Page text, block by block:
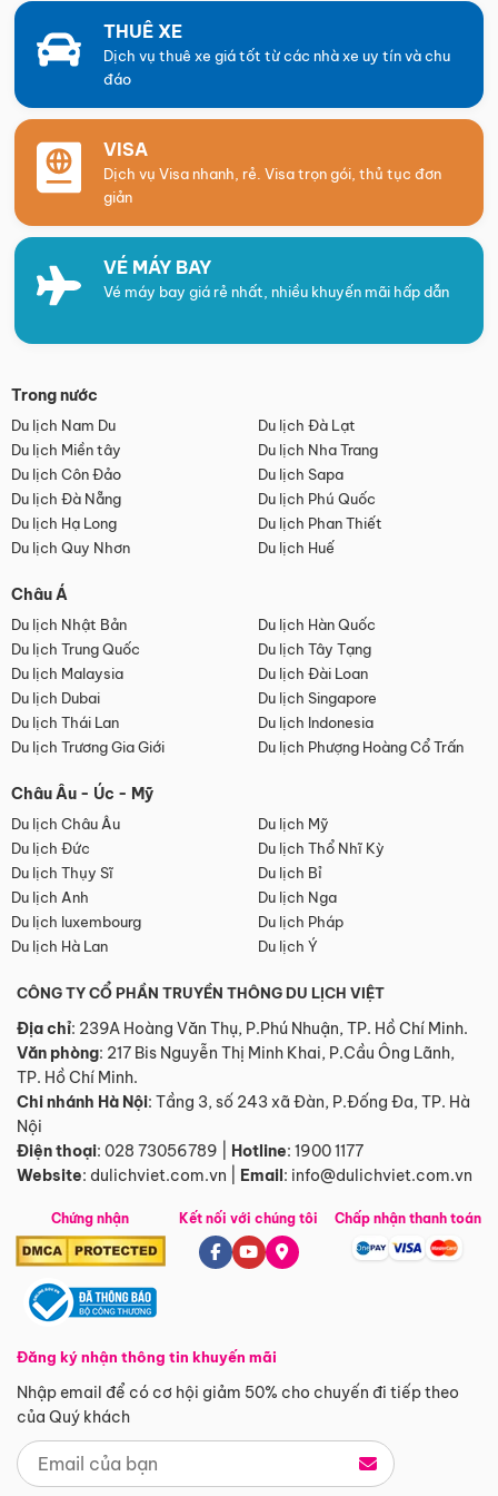
THUÊ XE
Dịch vụ thuê xe giá tốt từ các nhà xe uy tín và chu
đáo
VISA
Dịch vụ Visa nhanh, rẻ. Visa trọn gói, thủ tục đơn
giản
VÉ MÁY BAY
Vé máy bay giá rẻ nhất, nhiều khuyến mãi hấp dẫn
Trong nước
Du lịch Nam Du
Du lịch Đà Lạt
Du lịch Miền tây
Du lịch Nha Trang
Du lịch Côn Đảo
Du lịch Sapa
Du lịch Đà Nẵng
Du lịch Phú Quốc
Du lịch Hạ Long
Du lịch Phan Thiết
Du lịch Quy Nhơn
Du lịch Huế
Châu Á
Du lịch Nhật Bản
Du lịch Hàn Quốc
Du lịch Trung Quốc
Du lịch Tây Tạng
Du lịch Malaysia
Du lịch Đài Loan
Du lịch Dubai
Du lịch Singapore
Du lịch Thái Lan
Du lịch Indonesia
Du lịch Trương Gia Giới
Du lịch Phượng Hoàng Cổ Trấn
Châu Âu - Úc - Mỹ
Du lịch Châu Âu
Du lịch Mỹ
Du lịch Đức
Du lịch Thổ Nhĩ Kỳ
Du lịch Thụy Sĩ
Du lịch Bỉ
Du lịch Anh
Du lịch Nga
Du lịch luxembourg
Du lịch Pháp
Du lịch Hà Lan
Du lịch Ý
CÔNG TY CỔ PHẦN TRUYỀN THÔNG DU LỊCH VIỆT
Địa chỉ: 239A Hoàng Văn Thụ, P.Phú Nhuận, TP. Hồ Chí Minh.
Văn phòng: 217 Bis Nguyễn Thị Minh Khai, P.Cầu Ông Lãnh,
TP. Hồ Chí Minh.
Chi nhánh Hà Nội: Tầng 3, số 243 xã Đàn, P.Đống Đa, TP. Hà
Nội
Điện thoại: 028 73056789 Hotline: 1900 1177
Website: dulichviet.com.vn Email: info@dulichviet.com.vn
Chứng nhận
Đăng ký nhận thông tin khuyến mãi
Nhập email để có cơ hội giảm 50% cho chuyến đi tiếp theo
của Quý khách
Kết nối với chúng tôi Chấp nhận thanh toán